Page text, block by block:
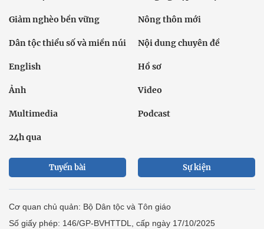
Giảm nghèo bền vững Nông thôn mới
Dân tộc thiểu số và miền núi Nội dung chuyên đề
English Hồ sơ
Ảnh Video
Multimedia Podcast
24h qua
Tuyến bài Sự kiện
Cơ quan chủ quản: Bộ Dân tộc và Tôn giáo
Số giấy phép: 146/GP-BVHTTDL, cấp ngày 17/10/2025